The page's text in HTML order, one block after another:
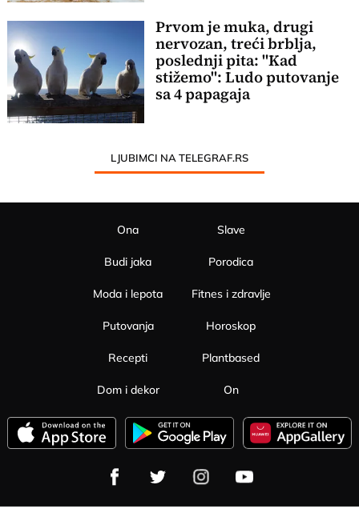
Prvom je muka, drugi
nervozan, treći brblja,
poslednji pita: "Kad
stižemo": Ludo putovanje
sa 4 papagaja
LJUBIMCI NA TELEGRAF.RS
Ona
Budi jaka
Moda i lepota
Slave
Porodica
Fitnes i zdravlje
Putovanja
Recepti
Dom i dekor
Horoskop
Plantbased
On